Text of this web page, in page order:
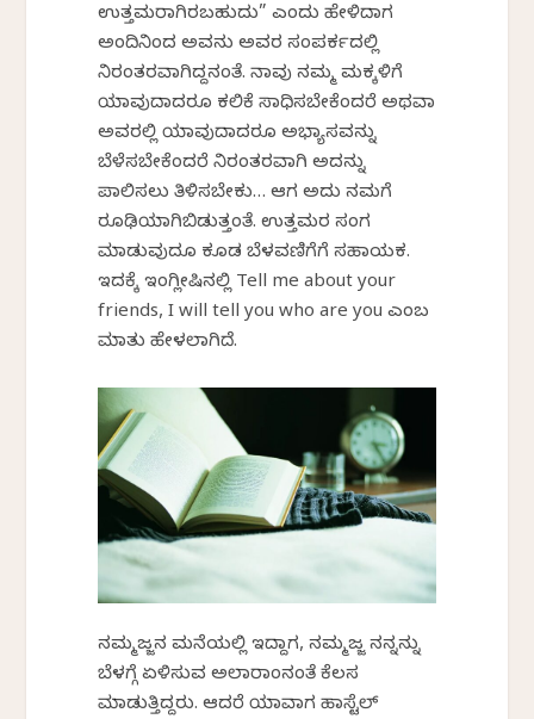
ಉತ್ತಮರಾಗಿರಬಹುದು” ಎಂದು ಹೇಳಿದಾಗ
ಅಂದಿನಿಂದ ಅವನು ಅವರ ಸಂಪರ್ಕದಲ್ಲಿ
ನಿರಂತರವಾಗಿದ್ದನಂತೆ. ನಾವು ನಮ್ಮ ಮಕ್ಕಳಿಗೆ
ಯಾವುದಾದರೂ ಕಲಿಕೆ ಸಾಧಿಸಬೇಕೆಂದರೆ ಅಥವಾ
ಅವರಲ್ಲಿ ಯಾವುದಾದರೂ ಅಭ್ಯಾಸವನ್ನು
ಬೆಳೆಸಬೇಕೆಂದರೆ ನಿರಂತರವಾಗಿ ಅದನ್ನು
ಪಾಲಿಸಲು ತಿಳಿಸಬೇಕು… ಆಗ ಅದು ನಮಗೆ
ರೂಢಿಯಾಗಿಬಿಡುತ್ತಂತೆ. ಉತ್ತಮರ ಸಂಗ
ಮಾಡುವುದೂ ಕೂಡ ಬೆಳವಣಿಗೆಗೆ ಸಹಾಯಕ.
ಇದಕ್ಕೆ ಇಂಗ್ಲೀಷಿನಲ್ಲಿ Tell me about your
friends, I will tell you who are you ಎಂಬ
ಮಾತು ಹೇಳಲಾಗಿದೆ.
ನಮ್ಮಜ್ಜನ ಮನೆಯಲ್ಲಿ ಇದ್ದಾಗ, ನಮ್ಮಜ್ಜ ನನ್ನನ್ನು
ಬೆಳಗ್ಗೆ ಏಳಿಸುವ ಅಲಾರಾಂನಂತೆ ಕೆಲಸ
ಮಾಡುತ್ತಿದ್ದರು. ಆದರೆ ಯಾವಾಗ ಹಾಸ್ಟೆಲ್